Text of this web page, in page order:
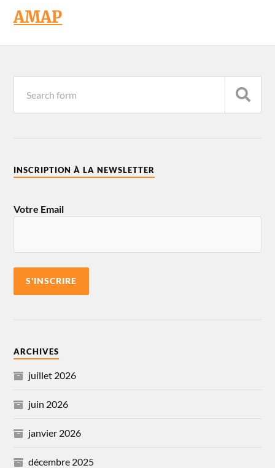
AMAP
INSCRIPTION À LA NEWSLETTER
Votre Email
ARCHIVES
juillet 2026
juin 2026
janvier 2026
décembre 2025